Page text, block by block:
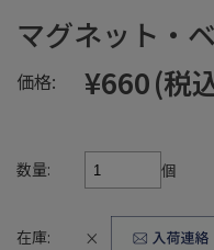
マグネット・
価格: ¥660(税
数量: 個
在庫: ×